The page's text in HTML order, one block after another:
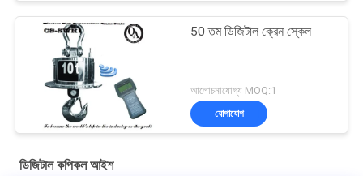
50 তম ডিজিটাল ক্রেন স্কেল
আলোচনাযোগ্য MOQ:1
যোগাযোগ
ডিজিটাল কপিকল আইশ